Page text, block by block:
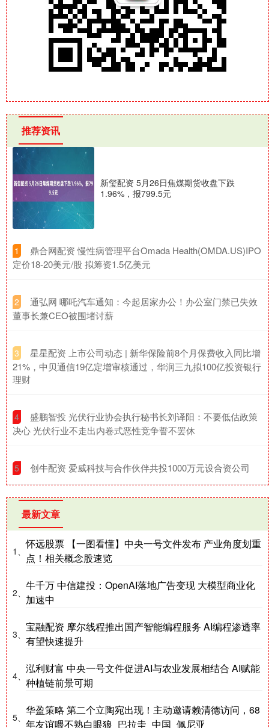
推荐资讯
新玺配资 5月26日焦煤期货收盘下跌
1.96%，报799.5元
1
​鼎合网配资 慢性病管理平台Omada Health(OMDA.US)IPO
定价18-20美元/股 拟筹资1.5亿美元
2
​通弘网 哪吒汽车通知：今起居家办公！办公室门禁已失效
董事长兼CEO被围堵讨薪
3
​星星配资 上市公司动态 | 新华保险前8个月保费收入同比增
21%，中贝通信19亿定增审核通过，华润三九拟100亿投资银行
理财
4
​盛鹏智投 光伏行业协会执行秘书长刘译阳：不要低估政策
决心 光伏行业不走出内卷式恶性竞争誓不罢休
5 ​创牛配资 爱威科技与合作伙伴共投1000万元设合资公司
最新文章
1、
怀远股票 【一图看懂】中央一号文件发布 产业角度划重
点！相关概念股速览
2、
牛千万 中信建投：OpenAI落地广告变现 大模型商业化
加速中
3、
宝融配资 摩尔线程推出国产智能编程服务 AI编程渗透率
有望快速提升
4、
泓利财富 中央一号文件促进AI与农业发展相结合 AI赋能
种植链前景可期
5、
华盈策略 第二个立陶宛出现！主动邀请赖清德访问，68
年友谊喂不熟白眼狼_巴拉圭_中国_佩尼亚